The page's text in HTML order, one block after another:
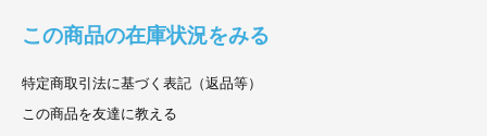
この商品の在庫状況をみる
特定商取引法に基づく表記（返品等）
この商品を友達に教える